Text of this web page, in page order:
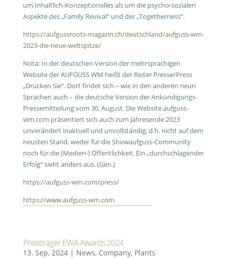
um Inhaltlich-Konzeptionelles als um die psycho-sozialen
Aspekte des „Family Revival“ und der „Togetherness“.
https://aufgussroots-magazin.ch/deutschland/aufguss-wm-
2023-die-neue-weltspitze/
Nota: In der deutschen Version der mehrsprachigen
Website der AUFGUSS WM heißt der Reiter Presse/Press
„Drücken Sie“. Dort findet sich – wie in den anderen neun
Sprachen auch – die deutsche Version der Ankündigungs-
Pressemitteilung vom 30. August. Die Website aufguss-
wm.com präsentiert sich auch zum Jahresende 2023
unverändert inaktuell und unvollständig, d.h. nicht auf dem
neusten Stand, weder für die Showaufguss-Community
noch für die (Medien-) Öffentlichkeit. Ein „durchschlagender
Erfolg“ sieht anders aus. (Gen.)
https://aufguss-wm.com/press/
https://www.aufguss-wm.com
Preisträger EWA Awards 2024
13. Sep, 2024| News, Company, Plants